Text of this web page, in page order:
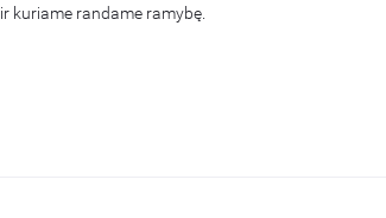
ir kuriame randame ramybę.